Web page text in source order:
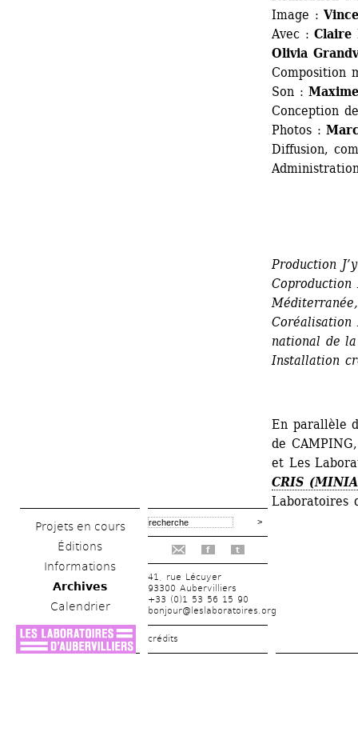
Projets en cours
Éditions
Informations
Archives
Calendrier
f t
41, rue Lécuyer
93300 Aubervilliers
+33 (0)1 53 56 15 90
bonjour@leslaboratoires.org
crédits
Image :
Avec : Claire
Olivia
Composition
Son :
Conception
Photos :
Diffusion,
Production
Coréalisation
national de
Installation
En parallèle
de
et Les
CRIS
Laboratoires